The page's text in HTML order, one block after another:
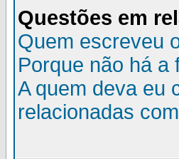
Questões em
Quem escreveu
Porque não há a
A quem deva eu
relacionadas